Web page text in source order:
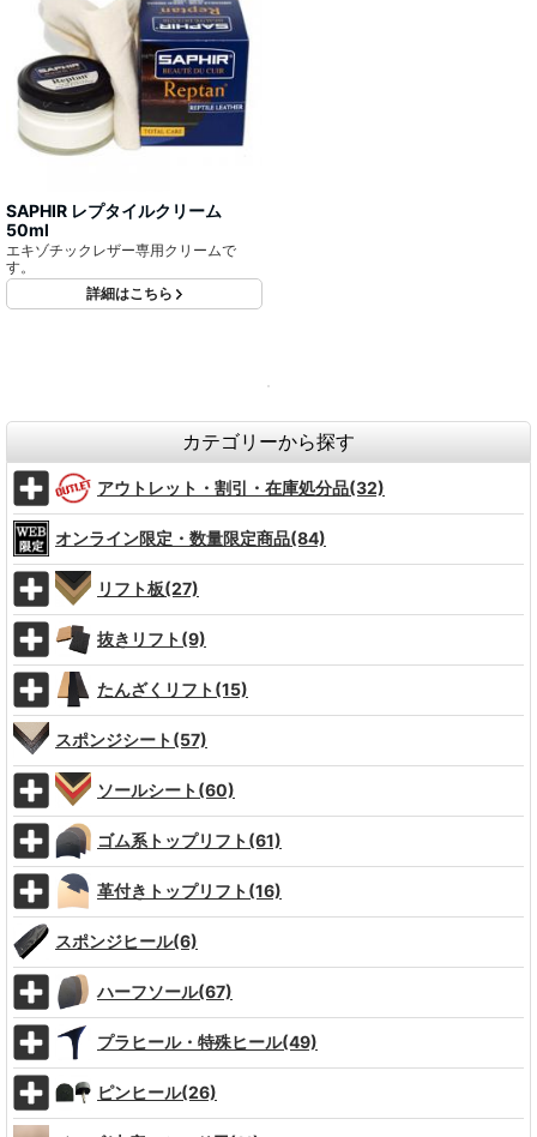
SAPHIR レプタイルクリーム
50ml
エキゾチックレザー専用クリームで
す。
詳細はこちら
カテゴリーから探す
アウトレット・割引・在庫処分品(32)
オンライン限定・数量限定商品(84)
リフト板(27)
抜きリフト(9)
たんざくリフト(15)
スポンジシート(57)
ソールシート(60)
ゴム系トップリフト(61)
革付きトップリフト(16)
スポンジヒール(6)
ハーフソール(67)
プラヒール・特殊ヒール(49)
ピンヒール(26)